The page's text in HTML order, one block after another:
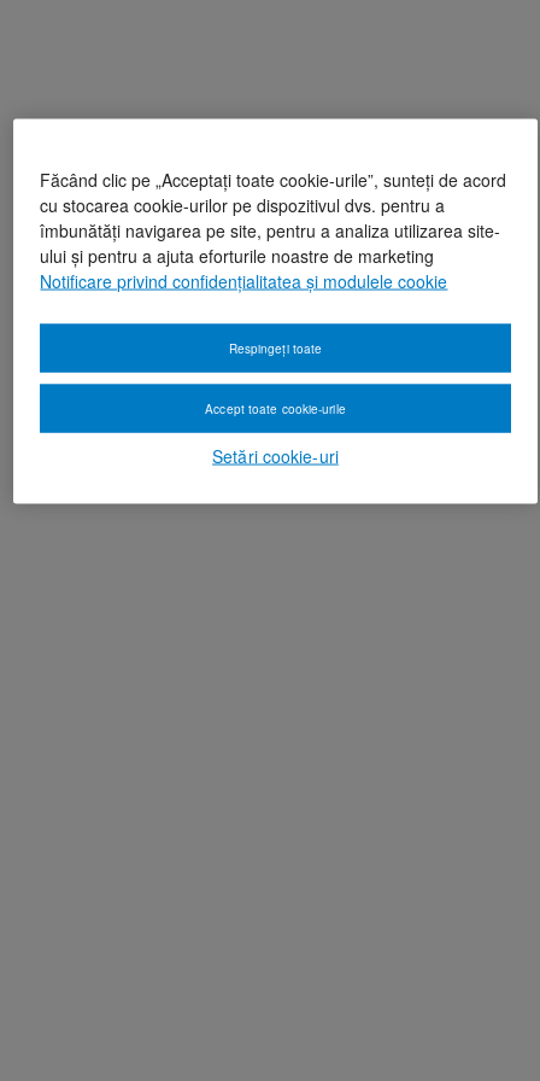
Făcând clic pe „Acceptați toate cookie-urile”, sunteți de acord
cu stocarea cookie-urilor pe dispozitivul dvs. pentru a
îmbunătăți navigarea pe site, pentru a analiza utilizarea site-
ului și pentru a ajuta eforturile noastre de marketing
Notificare privind confidențialitatea și modulele cookie
Setări cookie-uri
Respingeți toate
Accept toate cookie-urile